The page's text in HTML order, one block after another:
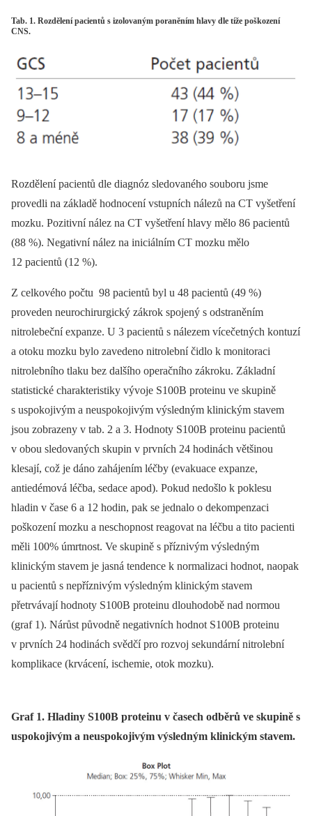
Tab. 1. Rozdělení pacientů s izolovaným poraněním hlavy dle tíže poškození
CNS.
Rozdělení pacientů dle diagnóz sledovaného souboru jsme
provedli na základě hodnocení vstupních nálezů na CT vyšetření
mozku. Pozitivní nález na CT vyšetření hlavy mělo 86 pacientů
(88 %). Negativní nález na iniciálním CT mozku mělo
12 pacientů (12 %).
Z celkového počtu 98 pacientů byl u 48 pacientů (49 %)
proveden neurochirurgický zákrok spojený s odstraněním
nitrolebeční expanze. U 3 pacientů s nálezem vícečetných kontuzí
a otoku mozku bylo zavedeno nitrolební čidlo k monitoraci
nitrolebního tlaku bez dalšího operačního zákroku. Základní
statistické charakteristiky vývoje S100B proteinu ve skupině
s uspokojivým a neuspokojivým výsledným klinickým stavem
jsou zobrazeny v tab. 2 a 3. Hodnoty S100B proteinu pacientů
v obou sledovaných skupin v prvních 24 hodinách většinou
klesají, což je dáno zahájením léčby (evakuace expanze,
antiedémová léčba, sedace apod). Pokud nedošlo k poklesu
hladin v čase 6 a 12 hodin, pak se jednalo o dekompenzaci
poškození mozku a neschopnost reagovat na léčbu a tito pacienti
měli 100% úmrtnost. Ve skupině s příznivým výsledným
klinickým stavem je jasná tendence k normalizaci hodnot, naopak
u pacientů s nepříznivým výsledným klinickým stavem
přetrvávají hodnoty S100B proteinu dlouhodobě nad normou
(graf 1). Nárůst původně negativních hodnot S100B proteinu
v prvních 24 hodinách svědčí pro rozvoj sekundární nitrolební
komplikace (krvácení, ischemie, otok mozku).
Graf 1. Hladiny S100B proteinu v časech odběrů ve skupině s
uspokojivým a neuspokojivým výsledným klinickým stavem.